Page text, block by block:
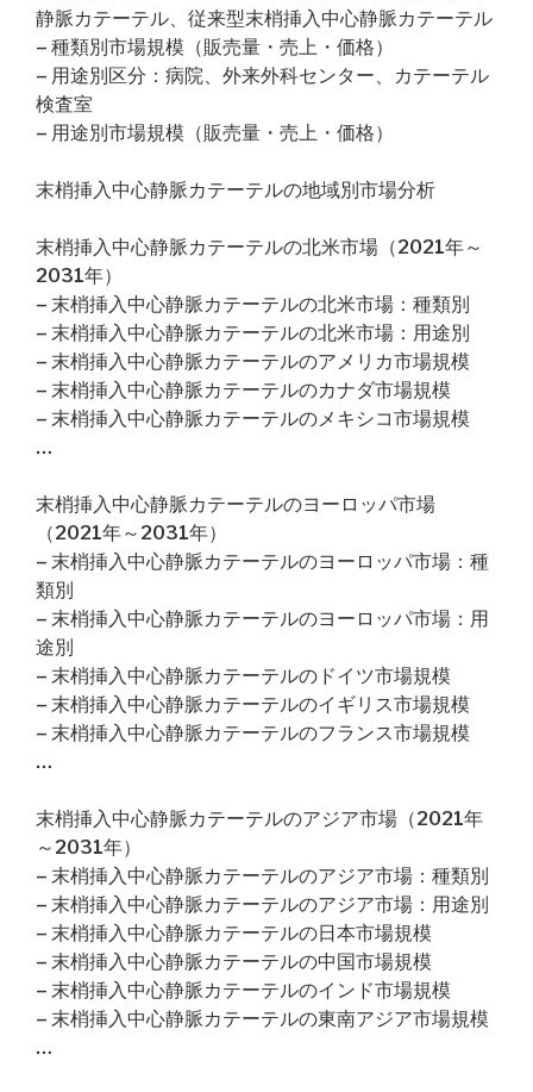
静脈カテーテル、従来型末梢挿入中心静脈カテーテル
– 種類別市場規模（販売量・売上・価格）
– 用途別区分：病院、外来外科センター、カテーテル
検査室
– 用途別市場規模（販売量・売上・価格）
末梢挿入中心静脈カテーテルの地域別市場分析
末梢挿入中心静脈カテーテルの北米市場（2021年～
2031年）
– 末梢挿入中心静脈カテーテルの北米市場：種類別
– 末梢挿入中心静脈カテーテルの北米市場：用途別
– 末梢挿入中心静脈カテーテルのアメリカ市場規模
– 末梢挿入中心静脈カテーテルのカナダ市場規模
– 末梢挿入中心静脈カテーテルのメキシコ市場規模
…
末梢挿入中心静脈カテーテルのヨーロッパ市場
（2021年～2031年）
– 末梢挿入中心静脈カテーテルのヨーロッパ市場：種
類別
– 末梢挿入中心静脈カテーテルのヨーロッパ市場：用
途別
– 末梢挿入中心静脈カテーテルのドイツ市場規模
– 末梢挿入中心静脈カテーテルのイギリス市場規模
– 末梢挿入中心静脈カテーテルのフランス市場規模
…
末梢挿入中心静脈カテーテルのアジア市場（2021年
～2031年）
– 末梢挿入中心静脈カテーテルのアジア市場：種類別
– 末梢挿入中心静脈カテーテルのアジア市場：用途別
– 末梢挿入中心静脈カテーテルの日本市場規模
– 末梢挿入中心静脈カテーテルの中国市場規模
– 末梢挿入中心静脈カテーテルのインド市場規模
– 末梢挿入中心静脈カテーテルの東南アジア市場規模
…